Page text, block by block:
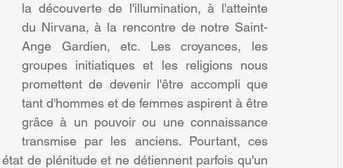
la découverte de l'illumination, à l'atteinte
du Nirvana, à la rencontre de notre Saint-
Ange Gardien, etc. Les croyances, les
groupes initiatiques et les religions nous
promettent de devenir l'être accompli que
tant d'hommes et de femmes aspirent à être
grâce à un pouvoir ou une connaissance
transmise par les anciens. Pourtant, ces
de plénitude et ne détiennent parfois qu'un